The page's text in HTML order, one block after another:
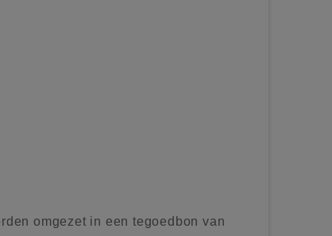
omgezet in een tegoedbon van